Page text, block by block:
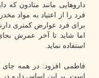
داروهایی مانند متادون که
فرد را از اعتیاد به مواد
برای فرد عوارض کمتری
اما شاید تا آخر عمرش
استفاده نماید.
فاطمی افزود: در همه جای
است. بر این اساس دارو